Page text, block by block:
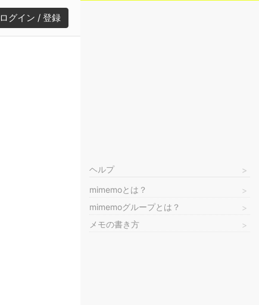
ログイン / 登録
ヘルプ
mimemoとは？
mimemoグループとは？
メモの書き方